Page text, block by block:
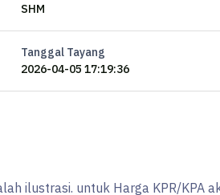
SHM
Tanggal Tayang
2026-04-05 17:19:36
ilustrasi. untuk Harga KPR/KPA